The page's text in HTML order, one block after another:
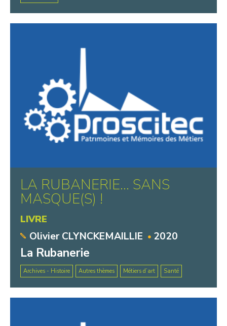
LA RUBANERIE… SANS
MASQUE(S) !
LIVRE
Olivier CLYNCKEMAILLIE 2020
La Rubanerie
Archives - Histoire Autres thèmes Métiers d’art Santé